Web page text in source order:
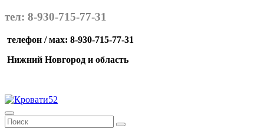
тел: 8-930-715-77-31
телефон / мах: 8-930-715-77-31
Нижний Новгород и область